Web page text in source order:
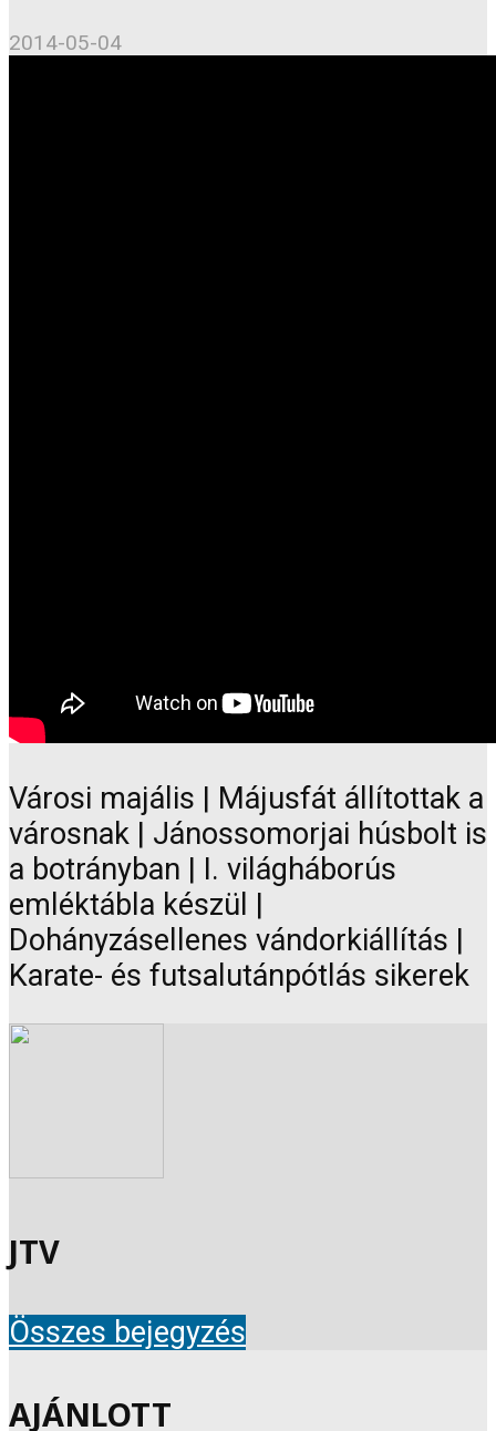
2014-05-04
Városi majális | Májusfát állítottak a
városnak | Jánossomorjai húsbolt is
a botrányban | I. világháborús
emléktábla készül |
Dohányzásellenes vándorkiállítás |
Karate- és futsalutánpótlás sikerek
JTV
Összes bejegyzés
AJÁNLOTT